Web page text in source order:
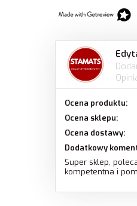
Ocena produktu:
Ocena sklepu:
Ocena dostawy:
Dodatkowy
Super sklep,
kompetentna i